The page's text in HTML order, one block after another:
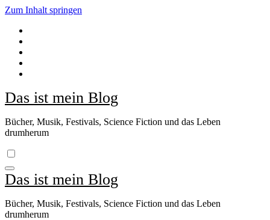
Zum Inhalt springen
Das ist mein Blog
Bücher, Musik, Festivals, Science Fiction und das Leben
drumherum
Das ist mein Blog
Bücher, Musik, Festivals, Science Fiction und das Leben
drumherum